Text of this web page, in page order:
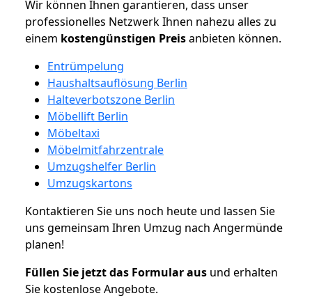
Wir können Ihnen garantieren, dass unser
professionelles Netzwerk Ihnen nahezu alles zu
einem kostengünstigen Preisanbieten können.
Entrümpelung
Haushaltsauflösung Berlin
Halteverbotszone Berlin
Möbellift Berlin
Möbeltaxi
Möbelmitfahrzentrale
Umzugshelfer Berlin
Umzugskartons
Kontaktieren Sie uns noch heute und lassen Sie
uns gemeinsam Ihren Umzug nach Angermünde
planen!
Füllen Sie jetzt das Formular aus und erhalten
Sie kostenlose Angebote.